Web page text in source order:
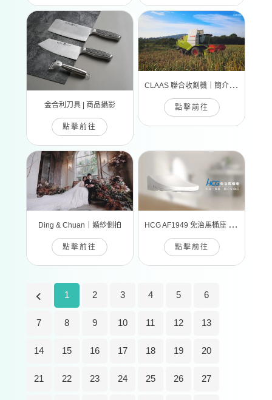
金合利刀具 | 商品攝影
點擊前往
C
LAAS 聯合收割機｜簡介拍攝
點擊前往
Ding & Chuan｜婚紗側拍
點擊前往
H
CG AF1949 免治馬桶座 | 宣傳影片
點擊前往
1 2 3 4 5 6
7 8 9 10 11 12 13
14 15 16 17 18 19 20
21 22 23 24 25 26 27